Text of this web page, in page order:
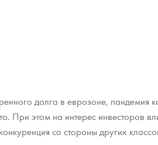
долга в еврозоне, пандемия
При этом на интерес инвесторов
со стороны других